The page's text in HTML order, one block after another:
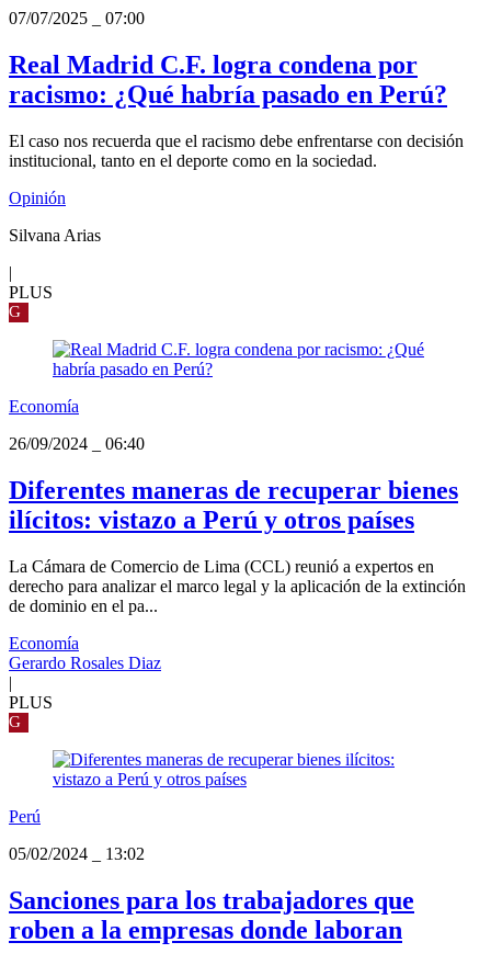
07/07/2025 07:00
Real Madrid C.F. logra condena por
racismo: ¿Qué habría pasado en Perú?
El caso nos recuerda que el racismo debe enfrentarse con decisión
institucional, tanto en el deporte como en la sociedad.
Opinión
Silvana Arias
|
PLUS
G
Economía
26/09/2024
06:40
Diferentes maneras de recuperar bienes
ilícitos: vistazo a Perú y otros países
La Cámara de Comercio de Lima (CCL) reunió a expertos en
derecho para analizar el marco legal y la aplicación de la extinción
de dominio en el pa...
Economía
Gerardo Rosales Diaz
|
PLUS
G
Perú
05/02/2024
13:02
Sanciones para los trabajadores que
roben a la empresas donde laboran